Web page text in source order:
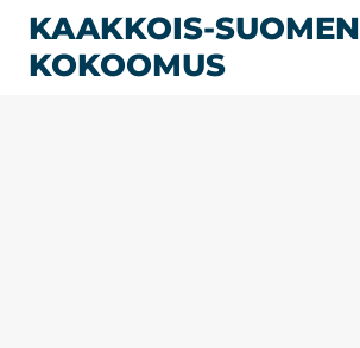
Siirry
sisältöön
KAAKKOIS-SUOMEN
KOKOOMUS